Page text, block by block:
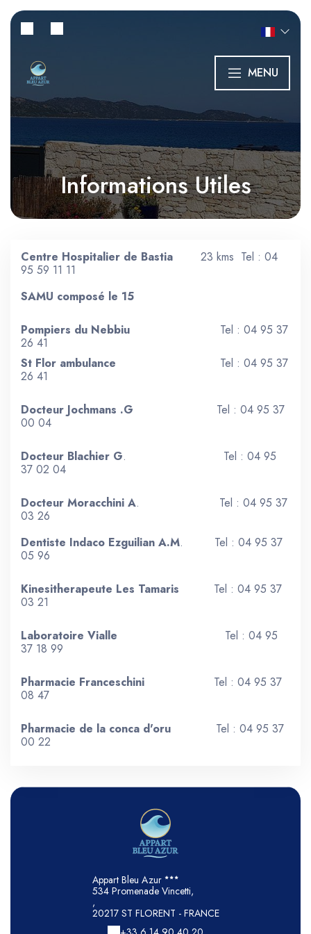
MENU
Informations Utiles
Centre Hospitalier de Bastia
23 kms Tel : 04
95 59 11 11
SAMU composé le 15
Pompiers du Nebbiu
Tel : 04 95 37
26 41
St Flor ambulance
Tel : 04 95 37
26 41
Docteur Jochmans .G
Tel : 04 95 37
00 04
Docteur Blachier G. Tel : 04 95
37 02 04
Docteur Moracchini A. Tel : 04 95 37
03 26
Dentiste Indaco Ezguilian A.M. Tel : 04 95 37
05 96
Kinesitherapeute Les Tamaris
Tel : 04 95 37
03 21
Laboratoire Vialle Tel : 04 95
37 18 99
Pharmacie Franceschini Tel : 04 95 37
08 47
Pharmacie de la conca d'oru Tel : 04 95 37
00 22
Appart Bleu Azur
534 Promenade Vincetti,
,
20217 ST FLORENT - FRANCE